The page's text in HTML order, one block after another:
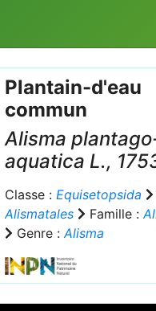
Plantain-d'eau
commun
Alisma
aquatica L.,
Classe : Equisetopsida
Alismatales
Famille :
Genre :Alisma